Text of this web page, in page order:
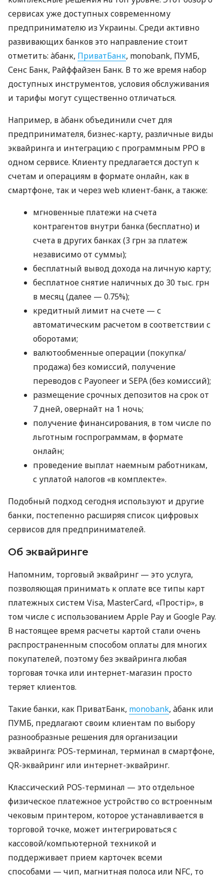
сервисах уже доступных современному
предпринимателю из Украины. Среди активно
развивающих банков это направление стоит
отметить: àбанк, ПриватБанк, monobank, ПУМБ,
Сенс Банк, Райффайзен Банк. В то же время набор
доступных инструментов, условия обслуживания
и тарифы могут существенно отличаться.
Например, в àбанк объединили счет для
предпринимателя, бизнес-карту, различные виды
эквайринга и интеграцию с программным РРО в
одном сервисе. Клиенту предлагается доступ к
счетам и операциям в формате онлайн, как в
смартфоне, так и через web клиент-банк, а также:
мгновенные платежи на счета
контрагентов внутри банка (бесплатно) и
счета в других банках (3 грн за платеж
независимо от суммы);
бесплатный вывод дохода на личную карту;
бесплатное снятие наличных до 30 тыс. грн
в месяц (далее — 0.75%);
кредитный лимит на счете — с
автоматическим расчетом в соответствии с
оборотами;
валютообменные операции (покупка/
продажа) без комиссий, получение
переводов с Payoneer и SEPA (без комиссий);
размещение срочных депозитов на срок от
7 дней, овернайт на 1 ночь;
получение финансирования, в том числе по
льготным госпрограммам, в формате
онлайн;
проведение выплат наемным работникам,
с уплатой налогов «в комплекте».
Подобный подход сегодня используют и другие
банки, постепенно расширяя список цифровых
сервисов для предпринимателей.
Об эквайринге
Напомним, торговый эквайринг — это услуга,
позволяющая принимать к оплате все типы карт
платежных систем Visa, MasterCard, «Простір», в
том числе с использованием Apple Pay и Google Pay.
В настоящее время расчеты картой стали очень
распространенным способом оплаты для многих
покупателей, поэтому без эквайринга любая
торговая точка или интернет-магазин просто
теряет клиентов.
Такие банки, как ПриватБанк, monobank, àбанк или
ПУМБ, предлагают своим клиентам по выбору
разнообразные решения для организации
эквайринга: POS-терминал, терминал в смартфоне,
QR-эквайринг или интернет-эквайринг.
Классический POS-терминал — это отдельное
физическое платежное устройство со встроенным
чековым принтером, которое устанавливается в
торговой точке, может интегрироваться с
кассовой/компьютерной техникой и
поддерживает прием карточек всеми
способами — чип, магнитная полоса или NFC, то